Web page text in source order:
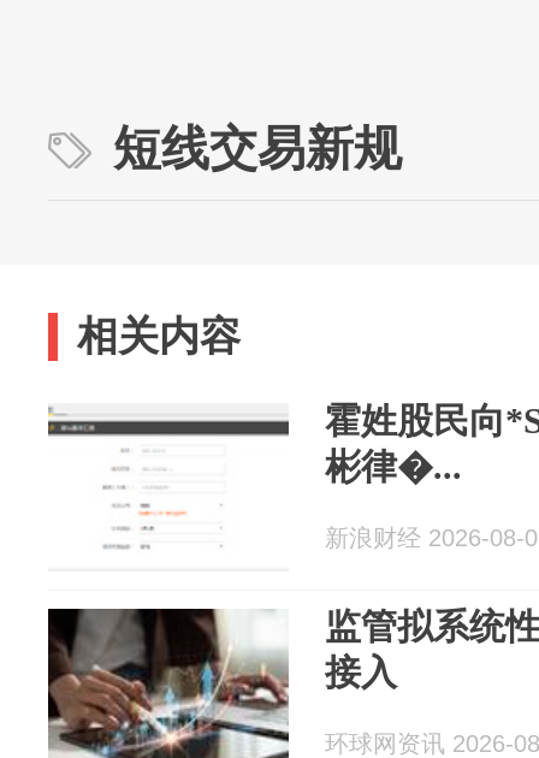
短线交易新规
相关内容
霍姓股民向
彬律�...
新浪财经 2026-08-
监管拟系统
接入
环球网资讯 2026-